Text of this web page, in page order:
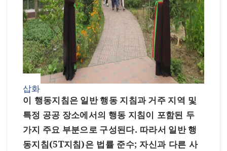
삽화
이 행동지침은 일반 행동 지침과 거주 지역 및
특정 공공 장소에서의 행동 지침이 포함된 두
가지 주요 부분으로 구성된다. 따라서 일반 행
동지침(5T지침)은 법률 준수; 자신과 다른 사